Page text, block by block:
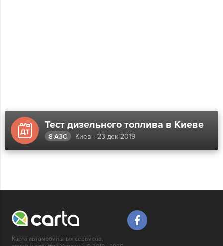
Тест дизельного топлива в Киеве
8 АЗС Киев - 23 дек 2019
Карта автомобильных сервисов,